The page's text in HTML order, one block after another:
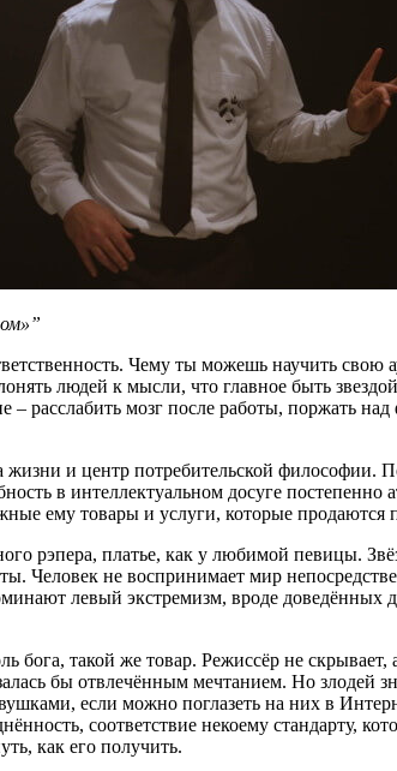
Чему ты можешь научить свою
людей к мысли, что главное быть
расслабить мозг после работы, поржать
жизни и центр потребительской
в интеллектуальном досуге
ему товары и услуги, которые
рэпера, платье, как у любимой певицы.
Человек не воспринимает мир
левый экстремизм, вроде
бога, такой же товар. Режиссёр не
бы отвлечённым мечтанием. Но злодей
если можно поглазеть на них в
соответствие некоему стандарту,
как его получить.